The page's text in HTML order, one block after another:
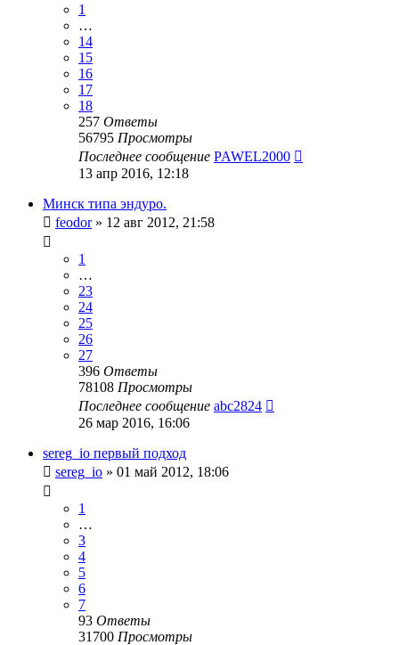
1
…
14
15
16
17
18
257 Ответы
56795 Просмотры
Последнее сообщение PAWEL2000
13 апр 2016, 12:18
Минск типа эндуро.
feodor» 12 авг 2012, 21:58
1
…
23
24
25
26
27
396 Ответы
78108 Просмотры
Последнее сообщение abc2824
26 мар 2016, 16:06
sereg_io первый подход
sereg_io » 01 май 2012, 18:06
1
…
3
4
5
6
7
93 Ответы
31700 Просмотры